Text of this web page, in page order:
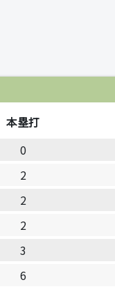
本塁打
0
2
2
2
3
6